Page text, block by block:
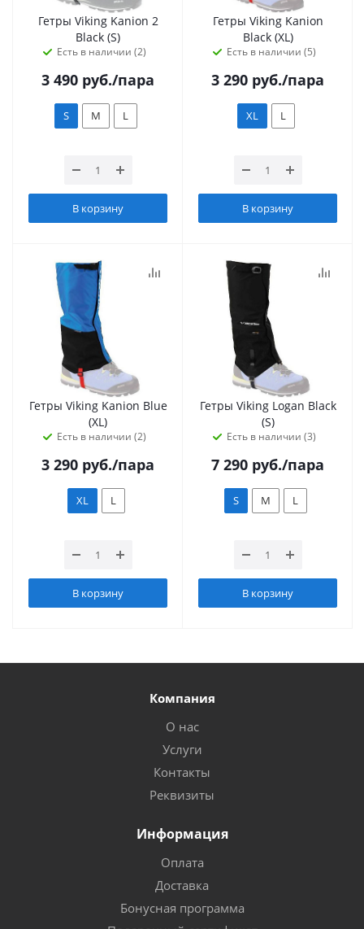
Гетры Viking Kanion 2
Black (S)
Есть в наличии (2)
3 490 руб./пара
S M L
В корзину
Гетры Viking Kanion
Black (XL)
Есть в наличии (5)
3 290 руб./пара
XL L
В корзину
Гетры Viking Kanion Blue
(XL)
Есть в наличии (2)
3 290 руб./пара
XL L
В корзину
Гетры Viking Logan Black
(S)
Есть в наличии (3)
7 290 руб./пара
S M L
В корзину
Компания
О нас
Услуги
Контакты
Реквизиты
Информация
Оплата
Доставка
Бонусная программа